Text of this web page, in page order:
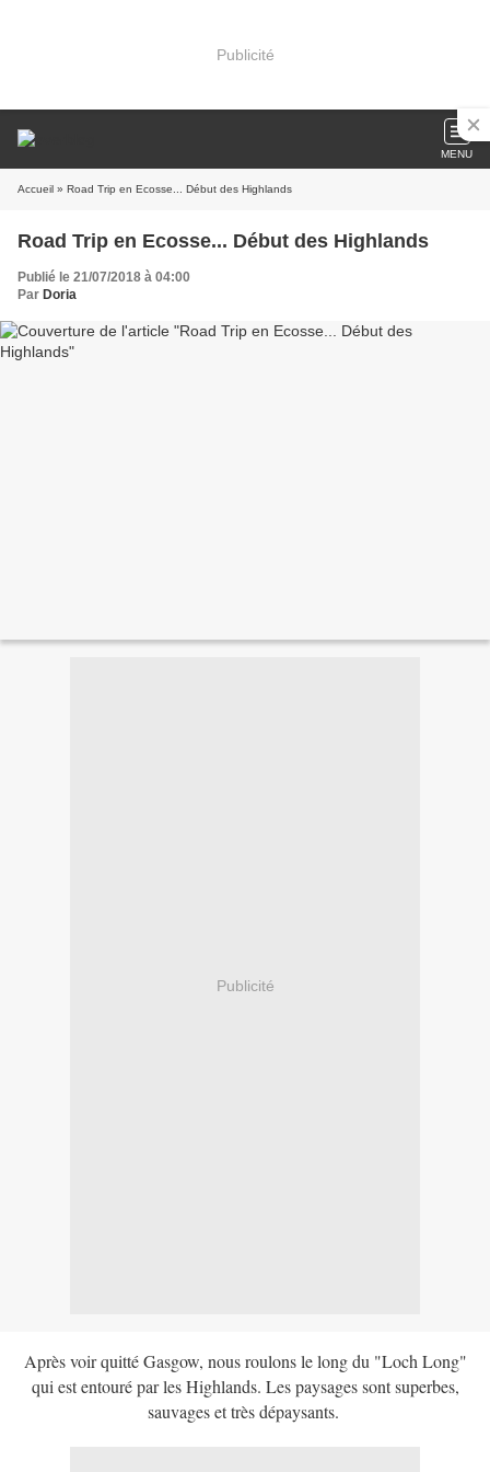
Publicité
MENU
Accueil » Road Trip en Ecosse... Début des Highlands
Road Trip en Ecosse... Début des Highlands
Publié le 21/07/2018 à 04:00
Par Doria
Publicité
Après voir quitté Gasgow, nous roulons le long du "Loch Long"
qui est entouré par les Highlands. Les paysages sont superbes,
sauvages et très dépaysants.